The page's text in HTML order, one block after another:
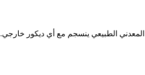
الطبيعي ينسجم مع أي ديكور خارجي.